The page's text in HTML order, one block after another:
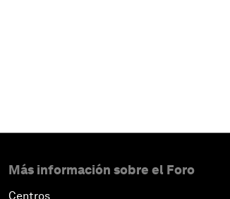
Más información sobre el Foro
Centros